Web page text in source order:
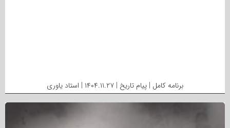
برنامه کامل | پیام تاریخ | ۱۴۰۴.۱۱.۲۷ | استاد یاوری